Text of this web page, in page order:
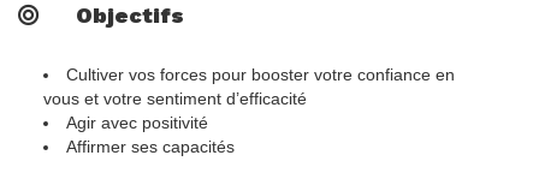
Objectifs
Cultiver vos forces pour booster votre confiance en
vous et votre sentiment d’efficacité
Agir avec positivité
Affirmer ses capacités